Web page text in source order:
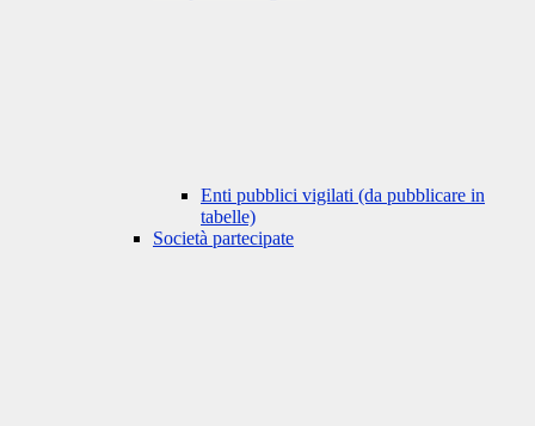
Enti pubblici vigilati (da pubblicare in
tabelle)
Società partecipate